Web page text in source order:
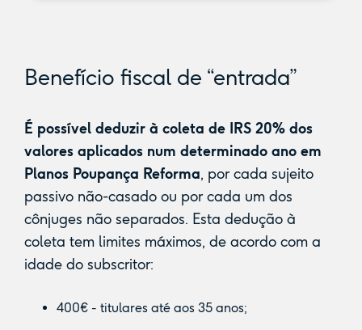
Benefício fiscal de “entrada”
É possível deduzir à coleta de IRS 20% dos
valores aplicados num determinado ano em
Planos Poupança Reforma, por cada sujeito
passivo não-casado ou por cada um dos
cônjuges não separados. Esta dedução à
coleta tem limites máximos, de acordo com a
idade do subscritor:
400€ - titulares até aos 35 anos;